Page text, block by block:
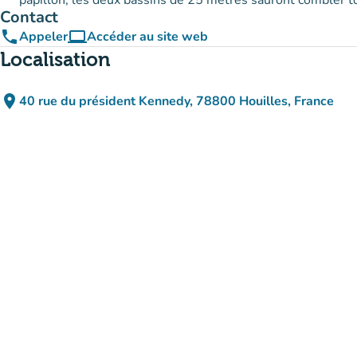
Contact
phoneAppelercomputerAccéder au site web
(nouvel onglet)
Localisation
place 40 rue du président Kennedy, 78800 Houilles, France
(ouvrir dans Google Maps)
(nouvel onglet)